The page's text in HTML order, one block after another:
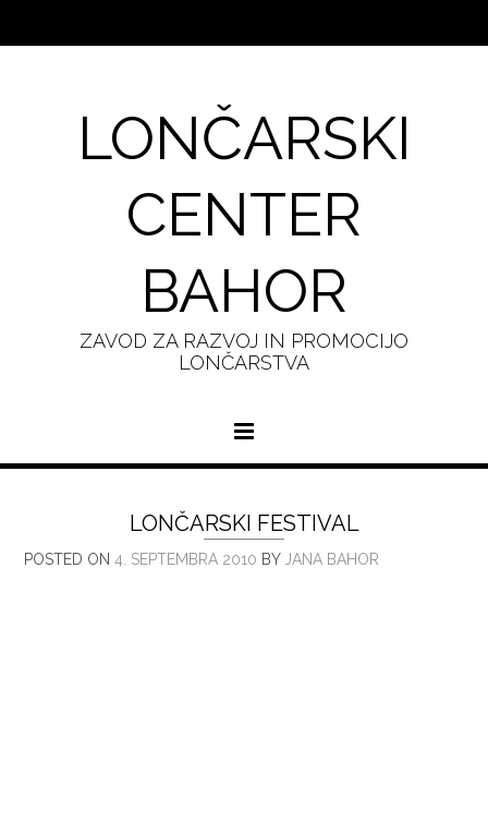
LONČARSKI
CENTER
BAHOR
ZAVOD ZA RAZVOJ IN PROMOCIJO
LONČARSTVA
LONČARSKI FESTIVAL
POSTED ON 4. SEPTEMBRA 2010 BY JANA BAHOR